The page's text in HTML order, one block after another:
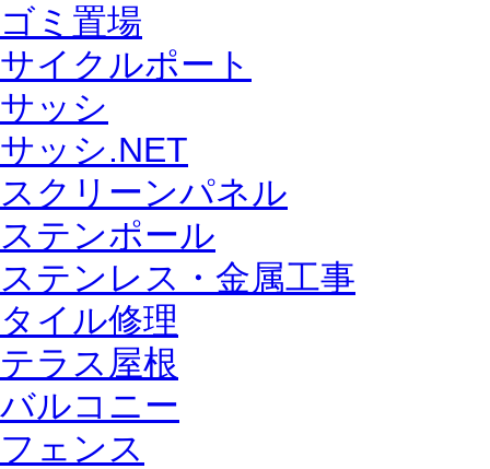
ゴミ置場
サイクルポート
サッシ
サッシ.NET
スクリーンパネル
ステンポール
ステンレス・金属工事
タイル修理
テラス屋根
バルコニー
フェンス